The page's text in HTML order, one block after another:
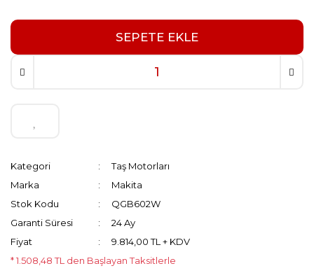
SEPETE EKLE
Kategori
Taş Motorları
Marka
Makita
Stok Kodu
QGB602W
Garanti Süresi
24 Ay
Fiyat
9.814,00 TL + KDV
* 1.508,48 TL den Başlayan Taksitlerle